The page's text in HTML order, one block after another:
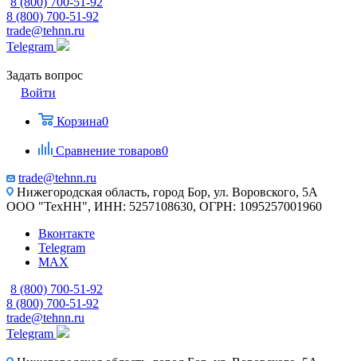
8 (800) 700-51-92
trade@tehnn.ru
Telegram
Задать вопрос
Войти
Корзина0
Сравнение товаров0
trade@tehnn.ru
Нижегородская область, город Бор, ул. Воровского, 5А
ООО "ТехНН", ИНН: 5257108630, ОГРН: 1095257001960
Вконтакте
Telegram
MAX
8 (800) 700-51-92
8 (800) 700-51-92
trade@tehnn.ru
Telegram